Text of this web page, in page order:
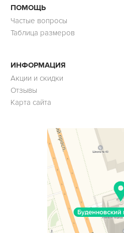
ПОМОЩЬ
Частые вопросы
Таблица размеров
ИНФОРМАЦИЯ
Акции и скидки
Отзывы
Карта сайта